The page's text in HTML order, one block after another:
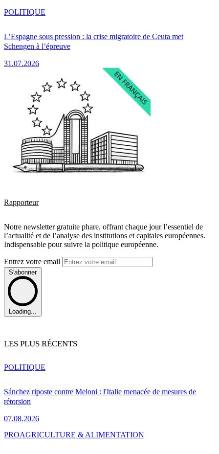
L’Espagne sous pression : la crise migratoire de Ceuta met
Schengen à l’épreuve
31.07.2026
POLITIQUE
Rapporteur
Notre newsletter gratuite phare, offrant chaque jour l’essentiel de
l’actualité et de l’analyse des institutions et capitales européennes.
Indispensable pour suivre la politique européenne.
Entrez votre email
S'abonner
Loading...
LES PLUS RÉCENTS
Sánchez riposte contre Meloni : l'Italie menacée de mesures de
rétorsion
07.08.2026
POLITIQUE
PROAGRICULTURE & ALIMENTATION